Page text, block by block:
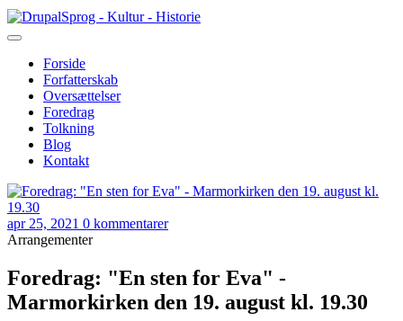
Gå
til
Sprog - Kultur - Historie
Primær
navigation
Forside
Forfatterskab
Oversættelser
Foredrag
Tolkning
Blog
Kontakt
apr 25, 2021 0 kommentarer
Arrangementer
Foredrag: "En sten for Eva" -
Marmorkirken den 19. august kl. 19.30